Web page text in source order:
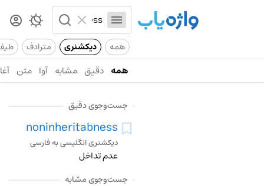
همه دیکشنری مترادف
همه دقیق مشابه آوا متن
جست‌وجوی دقیق
noninheritabness
دیکشنری انگلیسی به فارسی
عدم تداخل
جست‌وجوی مشابه